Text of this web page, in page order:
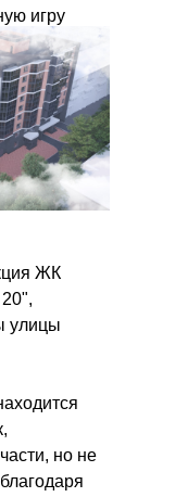
ЖК
улицы
но не
игру